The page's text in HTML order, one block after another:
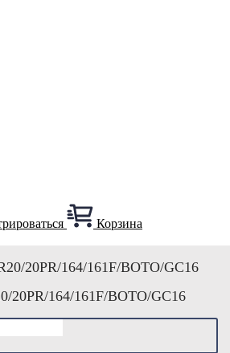
Корзина
20PR/164/161F/BOTO/GC16